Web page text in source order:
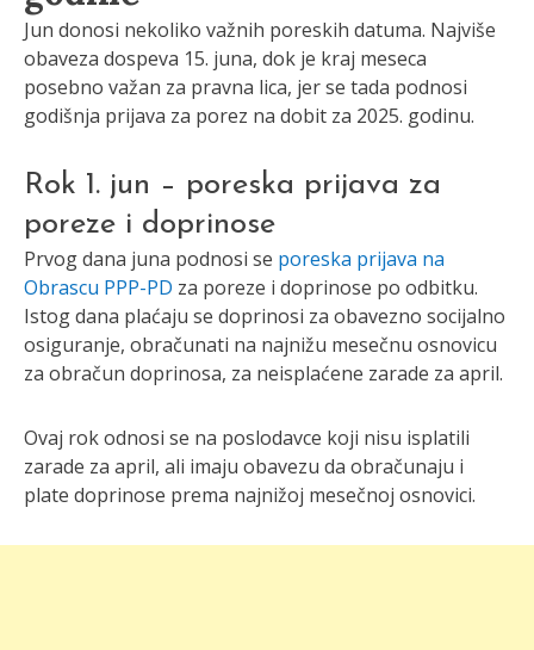
Jun donosi nekoliko važnih poreskih datuma. Najviše
obaveza dospeva 15. juna, dok je kraj meseca
posebno važan za pravna lica, jer se tada podnosi
godišnja prijava za porez na dobit za 2025. godinu.
Rok 1. jun – poreska prijava za
poreze i doprinose
Prvog dana juna podnosi se poreska prijava na
Obrascu PPP-PD za poreze i doprinose po odbitku.
Istog dana plaćaju se doprinosi za obavezno socijalno
osiguranje, obračunati na najnižu mesečnu osnovicu
za obračun doprinosa, za neisplaćene zarade za april.
Ovaj rok odnosi se na poslodavce koji nisu isplatili
zarade za april, ali imaju obavezu da obračunaju i
plate doprinose prema najnižoj mesečnoj osnovici.